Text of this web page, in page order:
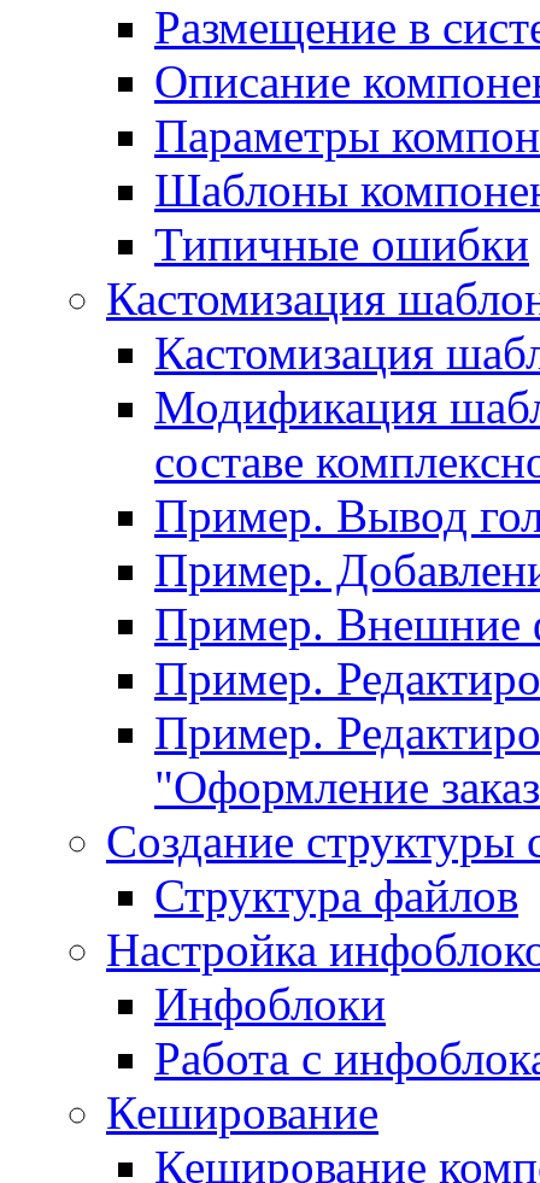
Размещение в
Описание
Параметры
Шаблоны
Типичные ошибки
Кастомизация
Кастомизация
Модификация
составе
Пример. Вывод
Пример.
Пример. Внешние
Пример.
Пример.
"Оформление
Создание структуры
Структура файлов
Настройка
Инфоблоки
Работа с
Кеширование
Кеширование